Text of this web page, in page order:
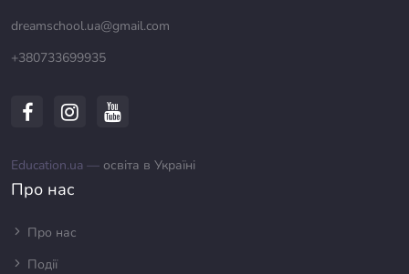
dreamschool.ua@gmail.com
+380733699935
Education.ua — освіта в Україні
Про нас
Про нас
Події